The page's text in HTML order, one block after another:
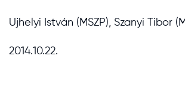
Ujhelyi István (MSZP), Szanyi Tibor
2014.10.22.